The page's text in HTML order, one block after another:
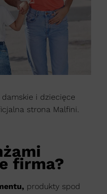
i dziecięce
strona Malfini.
firma?
produkty spod